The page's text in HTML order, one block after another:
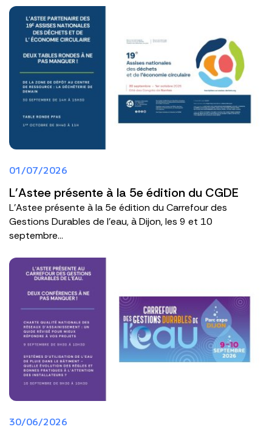
01/07/2026
L'Astee présente à la 5e édition du CGDE
L'Astee présente à la 5e édition du Carrefour des
Gestions Durables de l'eau, à Dijon, les 9 et 10
septembre...
30/06/2026